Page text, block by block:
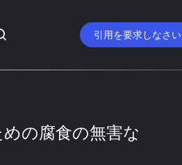
引用を要求しなさい
の腐食の無害な